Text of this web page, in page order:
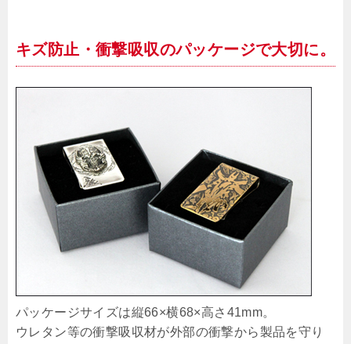
キズ防止・衝撃吸収のパッケージで大切に。
パッケージサイズは縦66×横68×高さ41mm。
ウレタン等の衝撃吸収材が外部の衝撃から製品を守り